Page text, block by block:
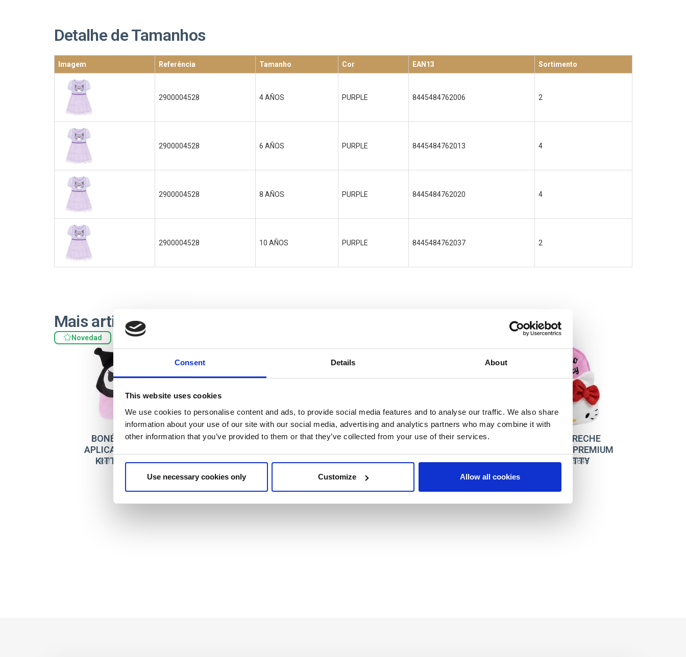
Consent Details About
This website uses cookies
We use cookies to personalise content and ads, to provide social media features and to analyse our traffic. We also share
information about your use of our site with our social media, advertising and analytics partners who may combine it with
other information that you’ve provided to them or that they’ve collected from your use of their services.
Use necessary cookies only Customize Allow all cookies
Detalhe de Tamanhos
Imagem Referência Tamanho Cor EAN13 Sortimento
2900004528 4 AÑOS PURPLE 8445484762006 2
2900004528 6 AÑOS PURPLE 8445484762013 4
2900004528 8 AÑOS PURPLE 8445484762020 4
2900004528 10 AÑOS PURPLE 8445484762037 2
Mais artigos HELLO KITTY
Novedad
BONÉ BASEBALL
APLICAÇÕES HELLO
KITTY KUROMI
Ref: 2200011315
GORRO PESCADOR
Ref: 2200010422
CONJUNTO DE 2 PEÇAS
LEGGING HELLO KITTY
Ref: 2900002938
MOCHILA CRECHE
PERSONAGEM PREMIUM
HELLO KITTY
Ref: 2100005845